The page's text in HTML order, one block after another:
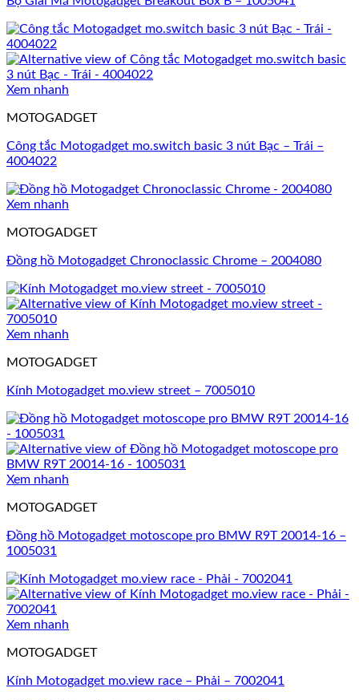
Xem nhanh
MOTOGADGET
Công tắc Motogadget mo.switch basic 3 nút Bạc – Trái –
4004022
Xem nhanh
MOTOGADGET
Đồng hồ Motogadget Chronoclassic Chrome – 2004080
Xem nhanh
MOTOGADGET
Kính Motogadget mo.view street – 7005010
Xem nhanh
MOTOGADGET
Đồng hồ Motogadget motoscope pro BMW R9T 20014-16 –
1005031
Xem nhanh
MOTOGADGET
Kính Motogadget mo.view race – Phải – 7002041